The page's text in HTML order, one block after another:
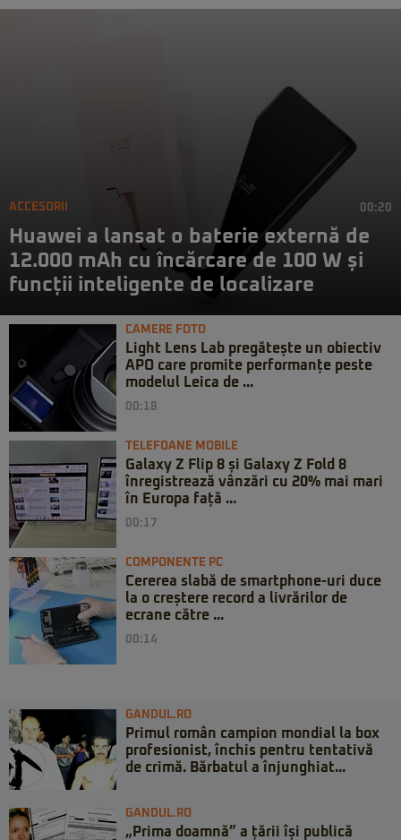
ACCESORII 00:20
Huawei a lansat o baterie externă de
12.000 mAh cu încărcare de 100 W și
funcții inteligente de localizare
CAMERE FOTO
Light Lens Lab pregătește un obiectiv
APO care promite performanțe peste
modelul Leica de ...
00:18
TELEFOANE MOBILE
Galaxy Z Flip 8 și Galaxy Z Fold 8
înregistrează vânzări cu 20% mai mari
în Europa față ...
00:17
COMPONENTE PC
Cererea slabă de smartphone-uri duce
la o creștere record a livrărilor de
ecrane către ...
00:14
GANDUL.RO
Primul român campion mondial la box
profesionist, închis pentru tentativă
de crimă. Bărbatul a înjunghiat...
GANDUL.RO
„Prima doamnă” a țării își publică